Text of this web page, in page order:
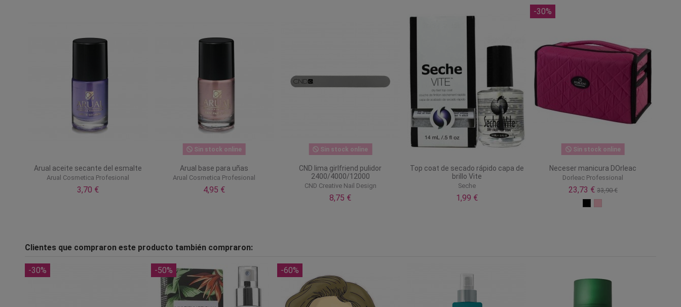
Arual aceite secante del esmalte
Arual Cosmetica Profesional
3,70 €
Sin stock online
Arual base para uñas
Arual Cosmetica Profesional
4,95 €
Sin stock online
CND lima girlfriend pulidor
2400/4000/12000
CND Creative Nail Design
8,75 €
Top coat de secado rápido capa de
brillo Vite
Seche
1,99 €
-30%
Sin stock online
Neceser manicura DOrleac
Dorleac Professional
23,73 € 33,90 €
Clientes que compraron este producto también compraron:
-30% -50% -60%